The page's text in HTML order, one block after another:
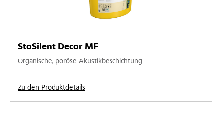
StoSilent Decor MF
Organische, poröse Akustikbeschichtung
Zu den Produktdetails